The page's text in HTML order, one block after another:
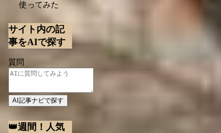
使ってみた
サイト内の記
事をAIで探す
質問
AI記事ナビで探す
👑週間！人気